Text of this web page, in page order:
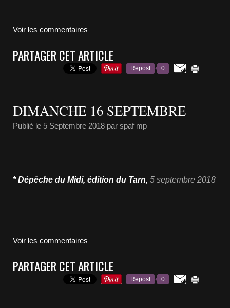
Voir les commentaires
PARTAGER CET ARTICLE
Repost 0
DIMANCHE 16 SEPTEMBRE
Publié le 5 Septembre 2018 par spaf mp
* Dépêche du Midi, édition du Tarn, 5 septembre 2018
Voir les commentaires
PARTAGER CET ARTICLE
Repost 0